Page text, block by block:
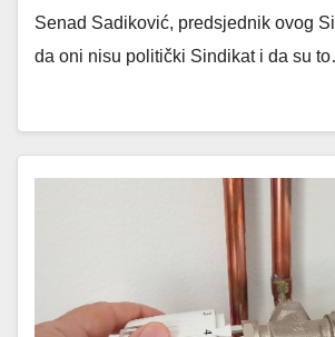
Senad Sadiković, predsjednik ovog
da oni nisu politički Sindikat i da su